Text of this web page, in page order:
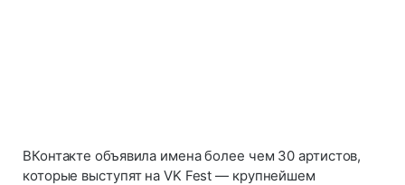
ВКонтакте объявила имена более чем 30 артистов,
которые выступят на VK Fest — крупнейшем